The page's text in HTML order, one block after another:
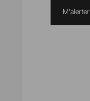
M'alerter